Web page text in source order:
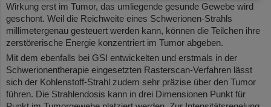
Wirkung erst im Tumor, das umliegende gesunde Gewebe wird
geschont. Weil die Reichweite eines Schwerionen-Strahls
millimetergenau gesteuert werden kann, können die Teilchen ihre
zerstörerische Energie konzentriert im Tumor abgeben.
Mit dem ebenfalls bei GSI entwickelten und erstmals in der
Schwerionentherapie eingesetzten Rasterscan-Verfahren lässt
sich der Kohlenstoff-Strahl zudem sehr präzise über den Tumor
führen. Die Strahlendosis kann in drei Dimensionen Punkt für